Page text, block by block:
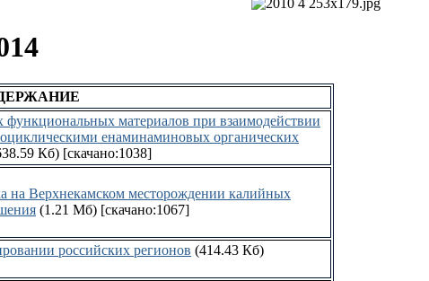
ИЕ
функциональных материалов при взаимодействии
енаминаминовых органических
Кб) [скачано:1038]
на Верхнекамском месторождении калийных
(1.21 Мб) [скачано:1067]
российских регионов (414.43 Кб)